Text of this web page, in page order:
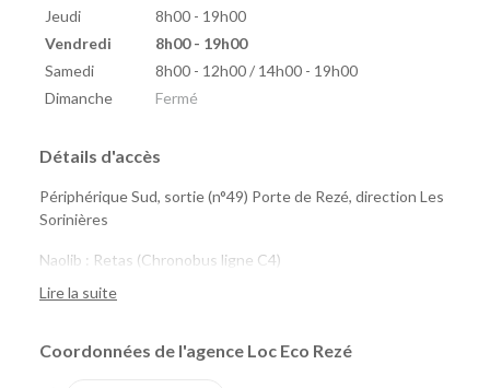
Jeudi
8h00 - 19h00
Vendredi
8h00 - 19h00
Samedi
8h00 - 12h00 / 14h00 - 19h00
Dimanche
Fermé
Détails d'accès
Périphérique Sud, sortie (n°49) Porte de Rezé, direction Les
Sorinières
Naolib : Retas (Chronobus ligne C4)
Lire la suite
Coordonnées de l'agence Loc Eco Rezé